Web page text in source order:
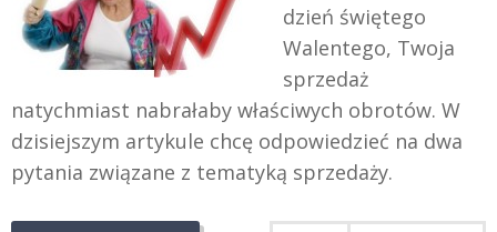
dzień świętego
Walentego, Twoja
sprzedaż
natychmiast nabrałaby właściwych obrotów. W
dzisiejszym artykule chcę odpowiedzieć na dwa
pytania związane z tematyką sprzedaży.